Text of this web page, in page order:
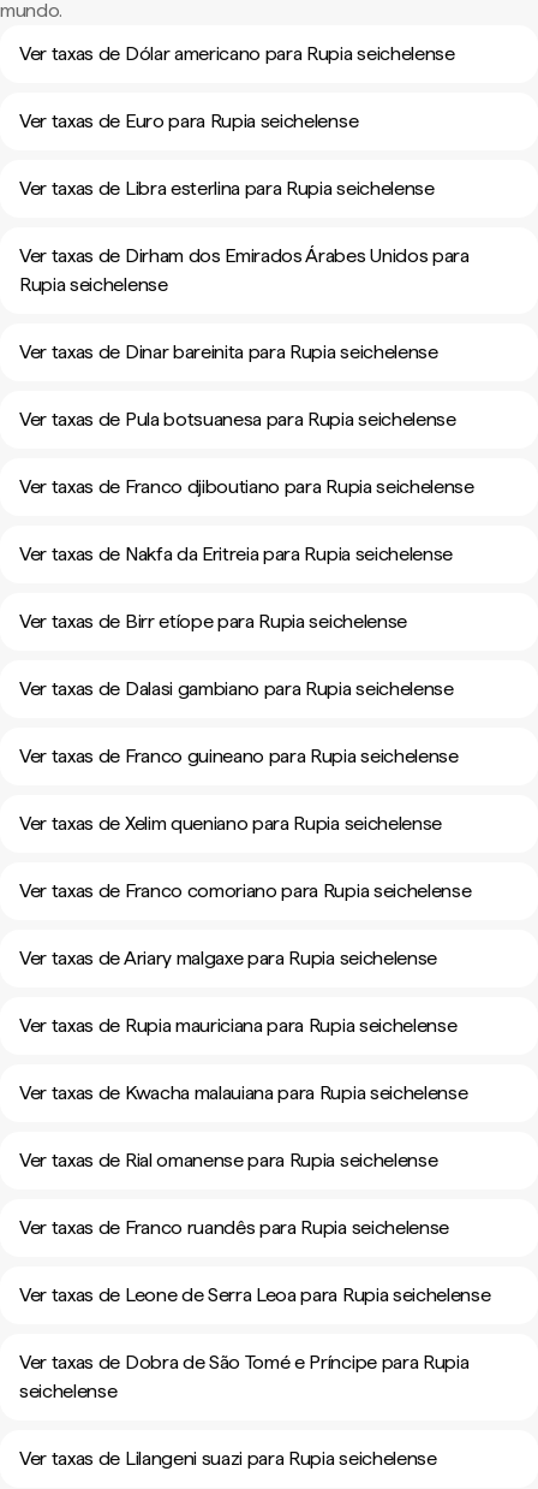
mundo.
Ver taxas de Dólar americano para Rupia seichelense
Ver taxas de Euro para Rupia seichelense
Ver taxas de Libra esterlina para Rupia seichelense
Ver taxas de Dirham dos Emirados Árabes Unidos para
Rupia seichelense
Ver taxas de Dinar bareinita para Rupia seichelense
Ver taxas de Pula botsuanesa para Rupia seichelense
Ver taxas de Franco djiboutiano para Rupia seichelense
Ver taxas de Nakfa da Eritreia para Rupia seichelense
Ver taxas de Birr etíope para Rupia seichelense
Ver taxas de Dalasi gambiano para Rupia seichelense
Ver taxas de Franco guineano para Rupia seichelense
Ver taxas de Xelim queniano para Rupia seichelense
Ver taxas de Franco comoriano para Rupia seichelense
Ver taxas de Ariary malgaxe para Rupia seichelense
Ver taxas de Rupia mauriciana para Rupia seichelense
Ver taxas de Kwacha malauiana para Rupia seichelense
Ver taxas de Rial omanense para Rupia seichelense
Ver taxas de Franco ruandês para Rupia seichelense
Ver taxas de Leone de Serra Leoa para Rupia seichelense
Ver taxas de Dobra de São Tomé e Príncipe para Rupia
seichelense
Ver taxas de Lilangeni suazi para Rupia seichelense